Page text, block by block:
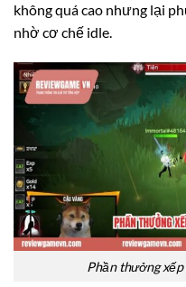
không quá cao nhưng lại
nhờ cơ chế idle.
Phần thưởng